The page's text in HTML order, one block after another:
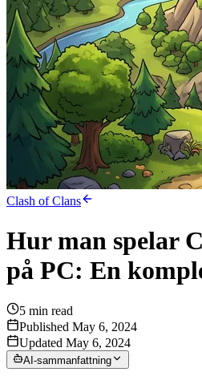
Clash of Clans
Hur man spelar
på PC: En
5 min read
Published May 6, 2024
Updated May 6, 2024
AI-sammanfattning